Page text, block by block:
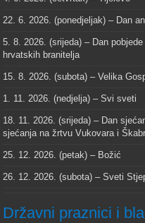
22. 6. 2026. (ponedjeljak) – Dan
5. 8. 2026. (srijeda) – Dan
hrvatskih branitelja
15. 8. 2026. (subota) – Velika
1. 11. 2026. (nedjelja) – Svi sveti
18. 11. 2026. (srijeda) – Dan
sjećanja na žrtvu Vukovara i
25. 12. 2026. (petak) – Božić
26. 12. 2026. (subota) – Sveti
Državni praznici i